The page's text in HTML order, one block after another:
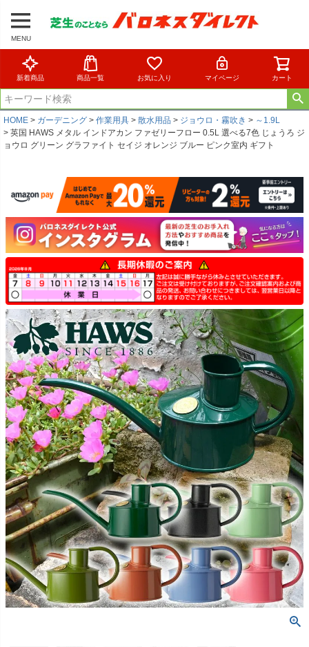
MENU
新着商品 商品一覧 お気に入り マイページ カート
HOME ガーデニング 作業用具 散水用品 ジョウロ・霧吹き
～1.9L
英国 HAWS メタル インドアカン ファゼリーフロー 0.5L 選べる7色 じょうろ ジ
ョウロ グリーン グラファイト セイジ オレンジ ブルー ピンク室内 ギフト